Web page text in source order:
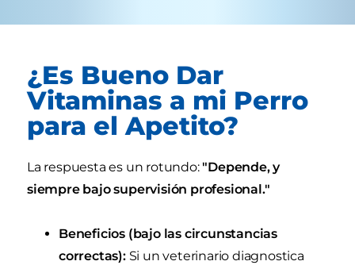
¿Es Bueno Dar
Vitaminas a mi Perro
para el Apetito?
La respuesta es un rotundo: "Depende, y
siempre bajo supervisión profesional."
Beneficios (bajo las circunstancias
correctas):Si un veterinario diagnostica